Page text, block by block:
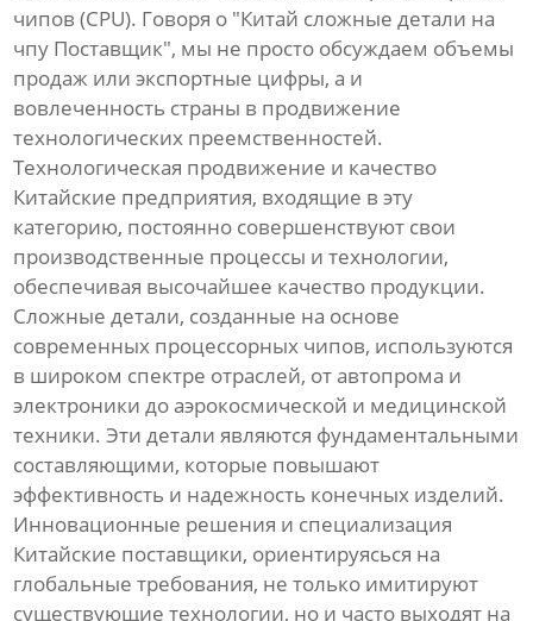
чипов (CPU). Говоря о "Китай сложные детали на
чпу Поставщик", мы не просто обсуждаем объемы
продаж или экспортные цифры, а и
вовлеченность страны в продвижение
технологических преемственностей.
Технологическая продвижение и качество
Китайские предприятия, входящие в эту
категорию, постоянно совершенствуют свои
производственные процессы и технологии,
обеспечивая высочайшее качество продукции.
Сложные детали, созданные на основе
современных процессорных чипов, используются
в широком спектре отраслей, от автопрома и
электроники до аэрокосмической и медицинской
техники. Эти детали являются фундаментальными
составляющими, которые повышают
эффективность и надежность конечных изделий.
Инновационные решения и специализация
Китайские поставщики, ориентируясься на
глобальные требования, не только имитируют
существующие технологии, но и часто выходят на